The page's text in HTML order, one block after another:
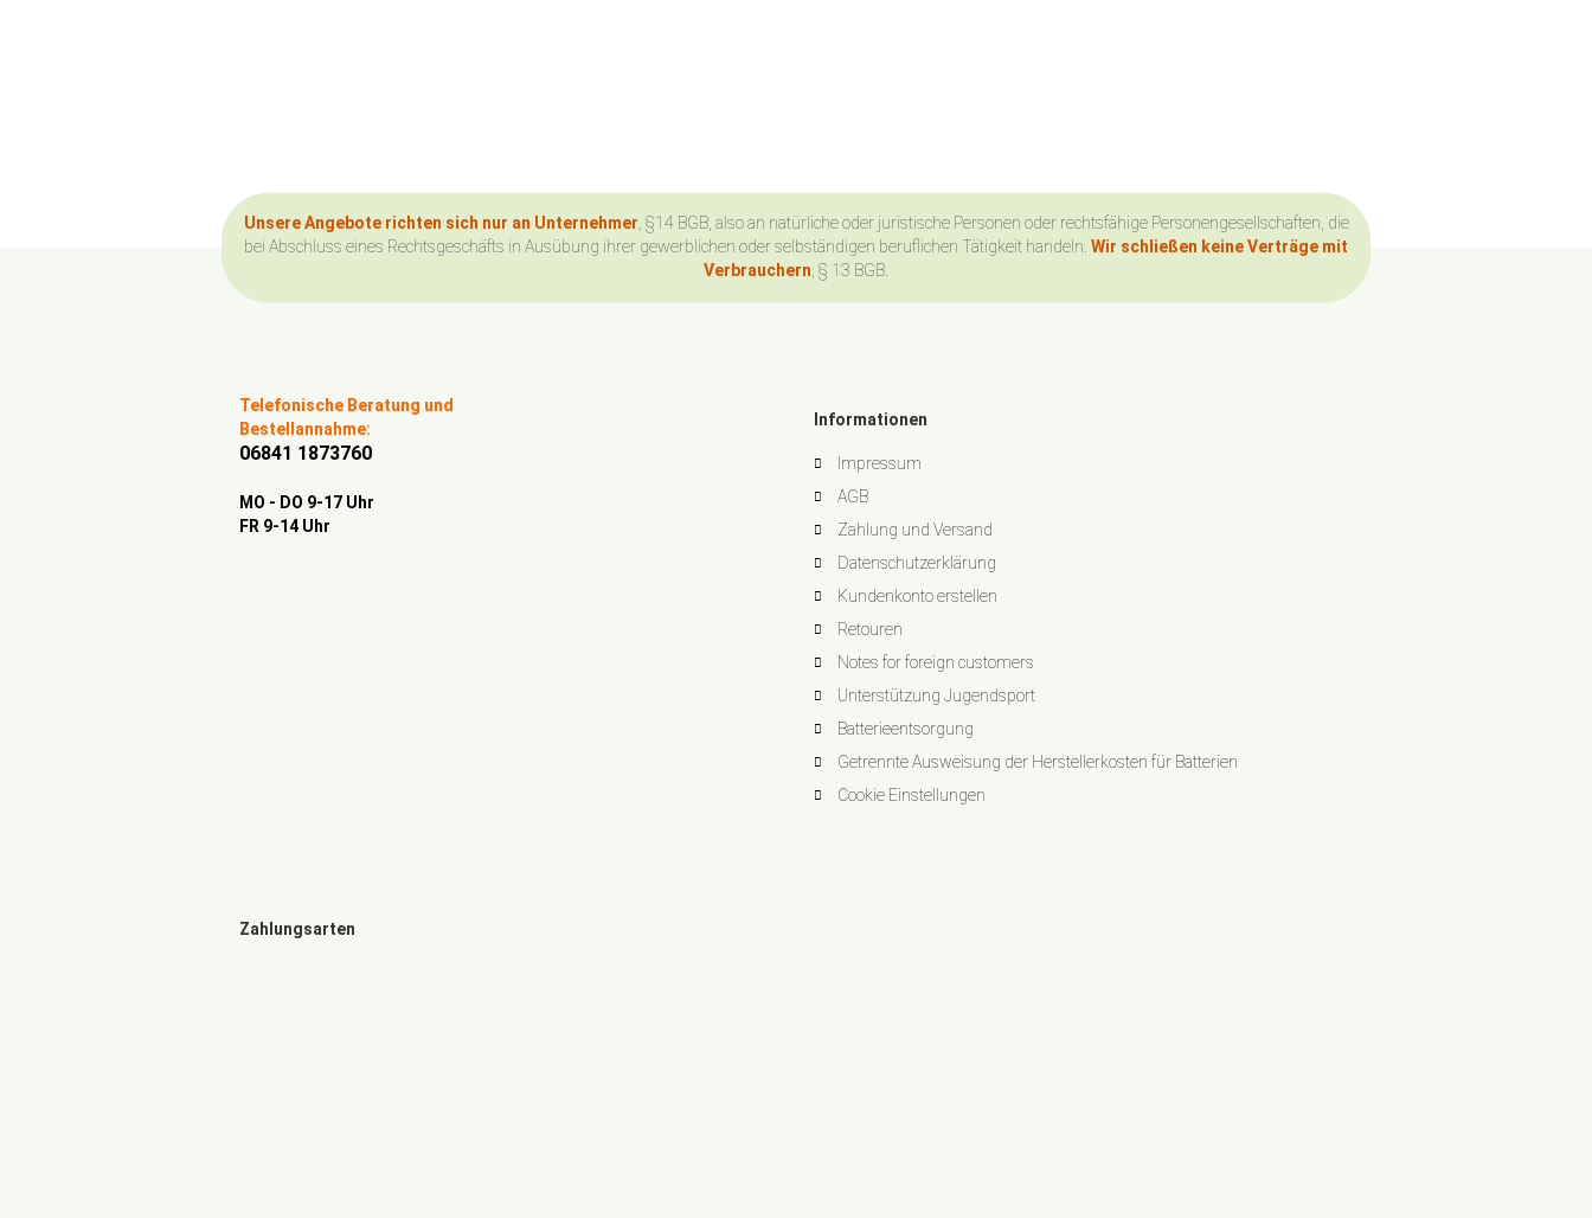
Unsere Angebote richten sich nur an Unternehmer , §14 BGB, also an natürliche oder juristische Personen oder rechtsfähige Personengesellschaften, die
bei Abschluss eines Rechtsgeschäfts in Ausübung ihrer gewerblichen oder selbständigen beruflichen Tätigkeit handeln. Wir schließen keine Verträge mit
Verbrauchern , § 13 BGB.
Telefonische Beratung und
Bestellannahme:
06841 1873760
MO - DO 9-17 Uhr
FR 9-14 Uhr
Informationen
Impressum
AGB
Zahlung und Versand
Datenschutzerklärung
Kundenkonto erstellen
Retouren
Notes for foreign customers
Unterstützung Jugendsport
Batterieentsorgung
Getrennte Ausweisung der Herstellerkosten für Batterien
Cookie Einstellungen
Zahlungsarten